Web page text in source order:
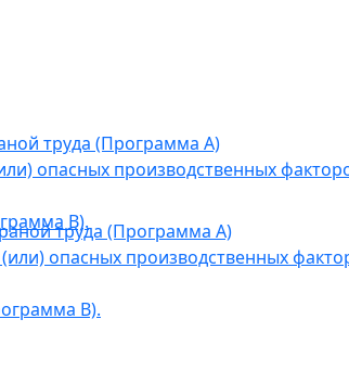
труда (Программа А)
опасных производственных
В).
труда (Программа А)
опасных производственных
В).